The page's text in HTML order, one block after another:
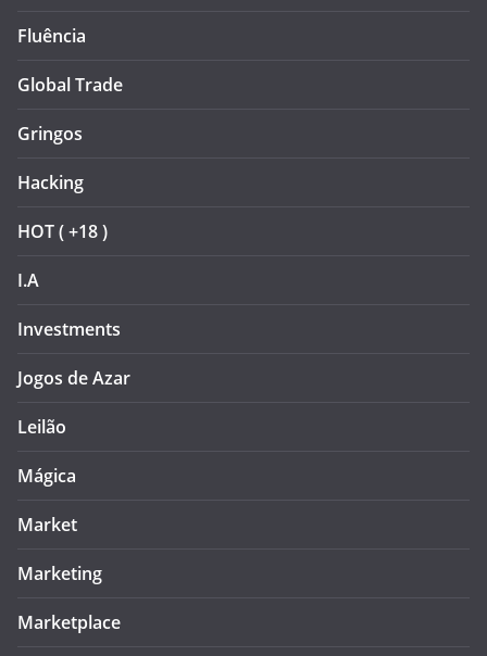
Fluência
Global Trade
Gringos
Hacking
HOT ( +18 )
I.A
Investments
Jogos de Azar
Leilão
Mágica
Market
Marketing
Marketplace